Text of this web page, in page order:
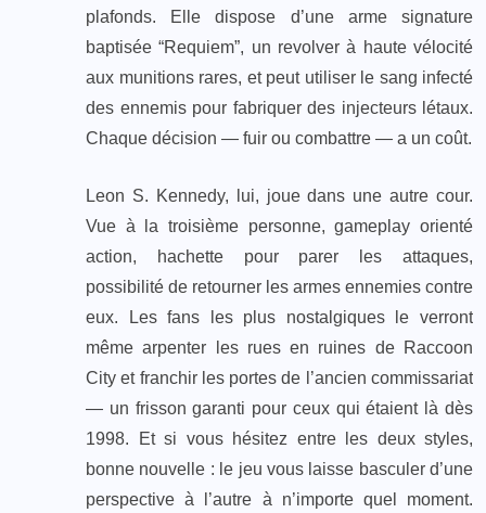
plafonds. Elle dispose d’une arme signature
baptisée “Requiem”, un revolver à haute vélocité
aux munitions rares, et peut utiliser le sang infecté
des ennemis pour fabriquer des injecteurs létaux.
Chaque décision — fuir ou combattre — a un coût.
Leon S. Kennedy, lui, joue dans une autre cour.
Vue à la troisième personne, gameplay orienté
action, hachette pour parer les attaques,
possibilité de retourner les armes ennemies contre
eux. Les fans les plus nostalgiques le verront
même arpenter les rues en ruines de Raccoon
City et franchir les portes de l’ancien commissariat
— un frisson garanti pour ceux qui étaient là dès
1998. Et si vous hésitez entre les deux styles,
bonne nouvelle : le jeu vous laisse basculer d’une
perspective à l’autre à n’importe quel moment.